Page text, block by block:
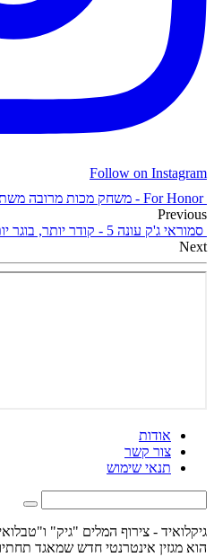
Follow on Instagram
For Honor - משחק מכות מרובה משתתפים כמעט מושלם
Previous
סמוראי ג'ק עונה 5 - קודר יותר, בוגר יותר [התרשמות ראשונית]
Next
אודות
צור קשר
תנאי שימוש
גיקלואיד - צירוף המלים "גיק"
הוא מגזין אינטרנטי חדש שמאגד